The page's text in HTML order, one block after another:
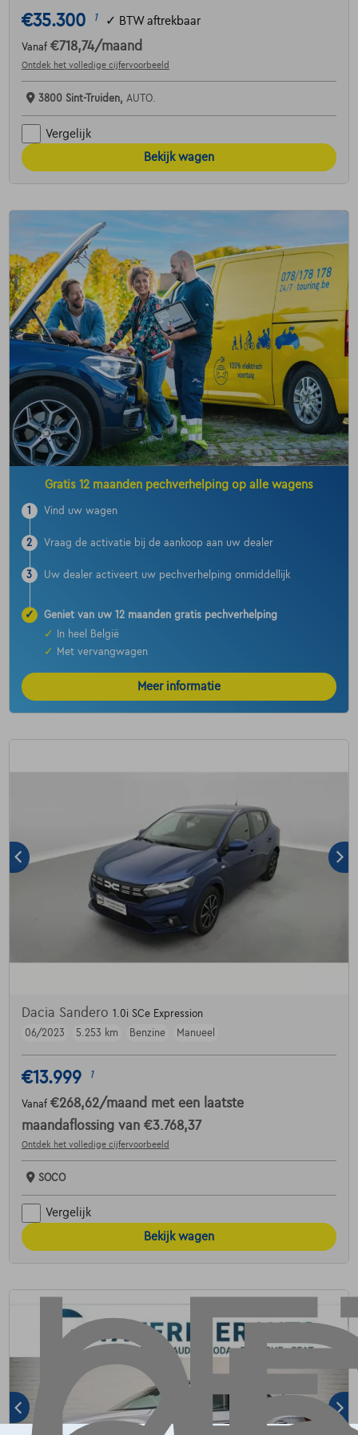
€35.300 1 ✓ BTW aftrekbaar
Vanaf €718,74/maand
Ontdek het volledige cijfervoorbeeld
3800 Sint-Truiden, AUTO.
Vergelijk
Bekijk wagen
Gratis 12 maanden pechverhelping op alle wagens
1 Vind uw wagen
2 Vraag de activatie bij de aankoop aan uw dealer
3 Uw dealer activeert uw pechverhelping onmiddellijk
✓
Geniet van uw 12 maanden gratis pechverhelping
✓
In heel België
✓
Met vervangwagen
Meer informatie
Dacia Sandero 1.0i SCe Expression
06/2023
5.253 km Benzine Manueel
€13.999 1
Vanaf €268,62/maand met een laatste
maandaflossing van €3.768,37
Ontdek het volledige cijfervoorbeeld
SOCO
Vergelijk
Bekijk wagen